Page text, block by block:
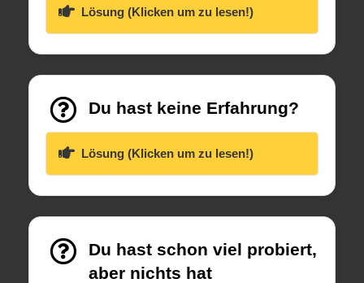
Lösung (Klicken um zu lesen!)
Du hast keine Erfahrung?
Lösung (Klicken um zu lesen!)
Du hast schon viel probiert,
aber nichts hat